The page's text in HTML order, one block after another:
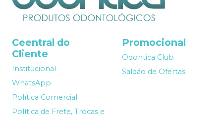
Ceentral do
Cliente
Institucional
WhatsApp
Política Comercial
Política de Frete, Trocas e
Promocional
Odontica Club
Saldão de Ofertas